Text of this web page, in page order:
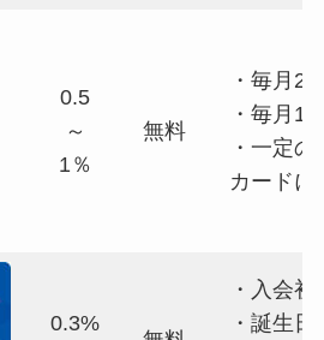
0.5
～
1％
無料
・毎月
・毎月
・一定
カードに
0.3%
・入会
・誕生